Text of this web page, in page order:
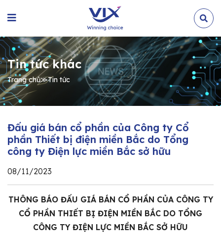
Tin tức khác
Trang chủ≫Tin tức
Đấu giá bán cổ phần của Công ty Cổ
phần Thiết bị điện miền Bắc do Tổng
công ty Điện lực miền Bắc sở hữu
08/11/2023
THÔNG BÁO ĐẤU GIÁ BÁN CỔ PHẦN CỦA CÔNG TY
CỔ PHẦN THIẾT BỊ ĐIỆN MIỀN BẮC DO TỔNG
CÔNG TY ĐIỆN LỰC MIỀN BẮC SỞ HỮU